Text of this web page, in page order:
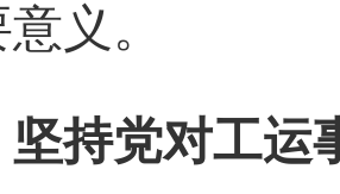
义。
坚持党对工运